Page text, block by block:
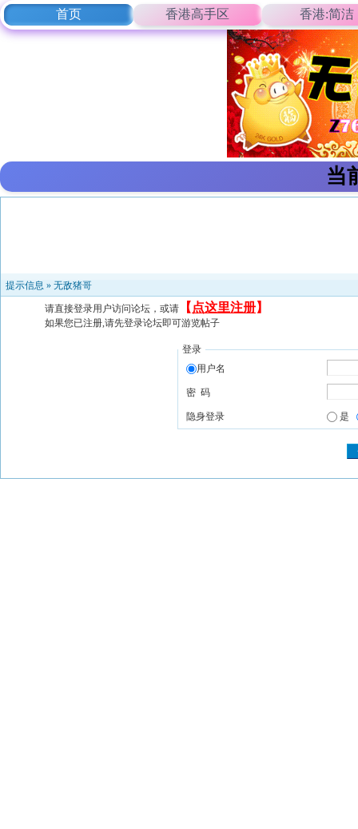
首页 香港高手区 香港:简洁
当
提示信息 » 无敌猪哥
请直接登录用户访问论坛，或请 【 点这里注册】
如果您已注册,请先登录论坛即可游览帖子
登录
用户名
密 码
隐身登录 是